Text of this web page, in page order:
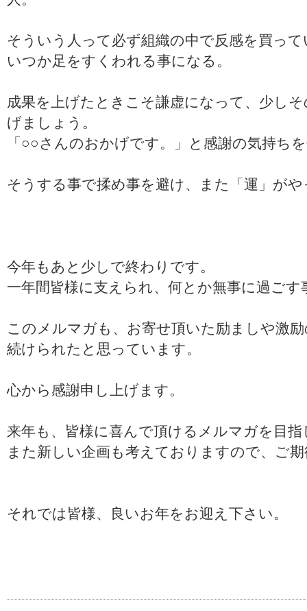
そういう人って必ず組織の中で反感を買っ
いつか足をすくわれる事になる。
成果を上げたときこそ謙虚になって、少し
げましょう。
「○○さんのおかげです。」と感謝の気持ち
そうする事で揉め事を避け、また「運」が
今年もあと少しで終わりです。
一年間皆様に支えられ、何とか無事に過ごす
このメルマガも、お寄せ頂いた励ましや激
続けられたと思っています。
心から感謝申し上げます。
来年も、皆様に喜んで頂けるメルマガを目
また新しい企画も考えておりますので、ご
それでは皆様、良いお年をお迎え下さい。